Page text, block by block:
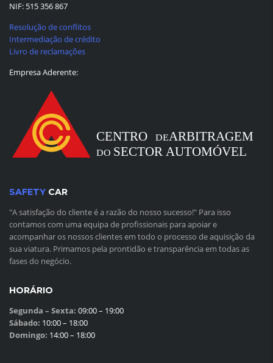
NIF: 515 356 867
Resolução de conflitos
Intermediação de crédito
Livro de reclamações
Empresa Aderente:
SAFETY CAR
"A satisfação do cliente é a razão do nosso sucesso!" Para isso
contamos com uma equipa de profissionais para apoiar e
acompanhar os nossos clientes em todo o processo de aquisição da
sua viatura. Primamos pela prontidão e transparência em todas as
fases do negócio.
HORÁRIO
Segunda – Sexta: 09:00 – 19:00
Sábado: 10:00 – 18:00
Domingo: 14:00 – 18:00